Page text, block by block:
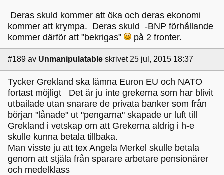
Deras skuld kommer att öka och deras ekonomi
kommer att krympa. Deras skuld -BNP förhållande
kommer därför att "bekrigas"
på 2 fronter.
#189 av Unmanipulatable skrivet 25 jul, 2015 18:37
Tycker Grekland ska lämna Euron EU och NATO
fortast möjligt Det är ju inte grekerna som har blivit
utbailade utan snarare de privata banker som från
början "lånade" ut "pengarna" skapade ur luft till
Grekland i vetskap om att Grekerna aldrig i h-e
skulle kunna betala tillbaka.
Man visste ju att tex Angela Merkel skulle betala
genom att stjäla från sparare arbetare pensionärer
och medelklass